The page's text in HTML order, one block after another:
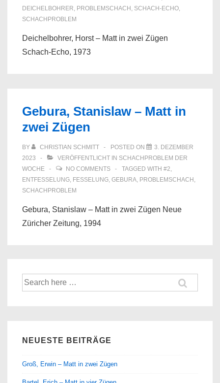
DEICHELBOHRER, PROBLEMSCHACH , SCHACH-ECHO,
SCHACHPROBLEM
Deichelbohrer, Horst – Matt in zwei Zügen
Schach-Echo, 1973
Gebura, Stanislaw – Matt in
zwei Zügen
BY CHRISTIAN SCHMITT POSTED ON
3. DEZEMBER
2023
VERÖFFENTLICHT IN SCHACHPROBLEM DER
WOCHE
NO COMMENTS TAGGED WITH #2,
ENTFESSELUNG, FESSELUNG, GEBURA, PROBLEMSCHACH ,
SCHACHPROBLEM
Gebura, Stanislaw – Matt in zwei Zügen Neue
Züricher Zeitung, 1994
Suche
nach:
NEUESTE BEITRÄGE
Groß, Erwin – Matt in zwei Zügen